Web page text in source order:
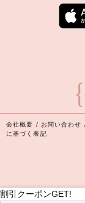
割引クーポンGET!
会社概要 / お問い合わせ
に基づく表記